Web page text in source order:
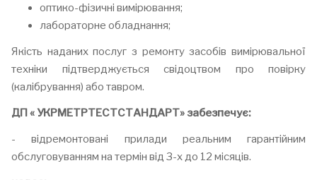
оптико-фізичні вимірювання;
лабораторне обладнання;
Якість наданих послуг з ремонту засобів вимірювальної
техніки підтверджується свідоцтвом про повірку
(калібрування) або тавром.
ДП « УКРМЕТРТЕСТСТАНДАРТ» забезпечує:
- відремонтовані прилади реальним гарантійним
обслуговуванням на термін від 3-х до 12 місяців.